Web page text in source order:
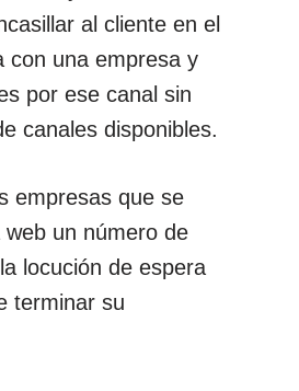
al cliente en el
con una empresa y
por ese canal sin
canales disponibles.
empresas que se
un número de
locución de espera
terminar su